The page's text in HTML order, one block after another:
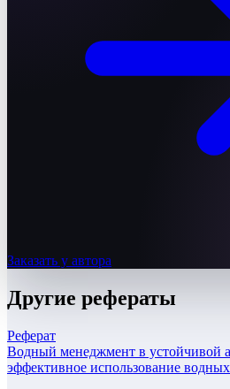
Заказать у автора
Другие рефераты
Реферат
Водный менеджмент в устойчивой
эффективное использование